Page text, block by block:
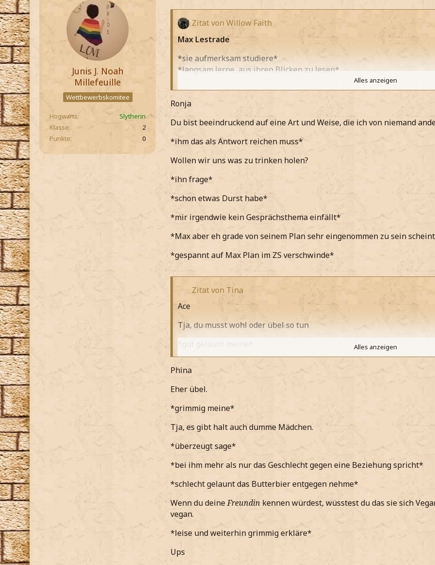
Junis J. Noah
Millefeuille
Wettbewerbskomitee
Hogwarts
Slytherin
Klasse
2
Punkte
0
Zitat von Willow Faith
Max Lestrade
*sie aufmerksam studiere*
*langsam lerne, aus ihren Blicken zu lesen*
*dann doch eine Augenbraue hebe, da nicht dachte, dass sie sich
*in ihren Augen erkenne, dass sie die Wahrheit spricht*
Das machtwasnoch besser?
*leise frage und die Arme verschrenke*
*im Augenwinkel das Geschehen verfolge und nicht die
Junis J. Noah Millefeuille
Alles anzeigen
Ronja
Du bist beeindruckend auf eine Art und Weise, die ich von niemand
*ihm das als Antwort reichen muss*
Wollen wir uns was zu trinken holen?
*ihn frage*
*schon etwas Durst habe*
*mir irgendwie kein Gesprächsthema einfällt*
*Max aber eh grade von seinem Plan sehr eingenommen zu sein
*gespannt auf Max Plan im ZS verschwinde*
Zitat von Tina
Ace
Tja, du musst wohl oder übel so tun
*ihr spöttisch erkläre und an Helena denken muss*
Mit extra Sahne für
Alles anzeigen
Phina
Eher übel.
*grimmig meine*
Tja, es gibt halt auch dumme Mädchen.
*überzeugt sage*
*bei ihm mehr als nur das Geschlecht gegen eine Beziehung spricht*
*schlecht gelaunt das Butterbier entgegen nehme*
Wenn du deineFreundin kennen würdest, wüsstest du das sie sich
vegan.
*leise und weiterhin grimmig erkläre*
Ups